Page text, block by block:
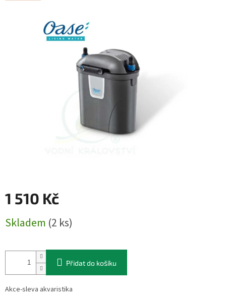
je
0,0
z
hvězdiček.
1 510 Kč
cena:
Skladem (2 ks)
Přidat do košíku
Akce-sleva akvaristika